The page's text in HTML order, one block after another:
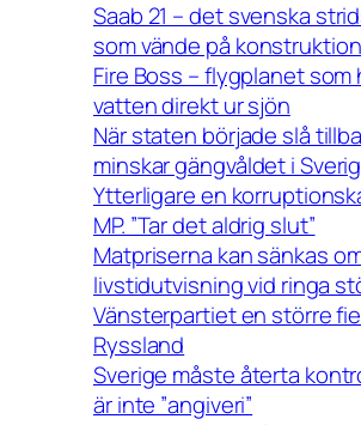
Saab 21 – det svenska
som vände på
Fire Boss – flygplanet
vatten direkt ur sjön
När staten började slå
minskar gängvåldet i
Ytterligare en
MP. ”Tar det aldrig slut”
Matpriserna kan sänkas
livstidutvisning vid ringa
Vänsterpartiet en större
Ryssland
Sverige måste återta
är inte ”angiveri”